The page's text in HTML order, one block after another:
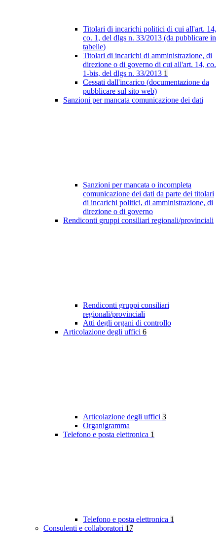
Titolari di incarichi politici di cui all'art. 14,
co. 1, del dlgs n. 33/2013 (da pubblicare in
tabelle)
Titolari di incarichi di amministrazione, di
direzione o di governo di cui all'art. 14, co.
1-bis, del dlgs n. 33/2013 1
Cessati dall'incarico (documentazione da
pubblicare sul sito web)
Sanzioni per mancata comunicazione dei dati
Sanzioni per mancata o incompleta
comunicazione dei dati da parte dei titolari
di incarichi politici, di amministrazione, di
direzione o di governo
Rendiconti gruppi consiliari regionali/provinciali
Rendiconti gruppi consiliari
regionali/provinciali
Atti degli organi di controllo
Articolazione degli uffici 6
Articolazione degli uffici 3
Organigramma
Telefono e posta elettronica 1
Telefono e posta elettronica 1
Consulenti e collaboratori 17